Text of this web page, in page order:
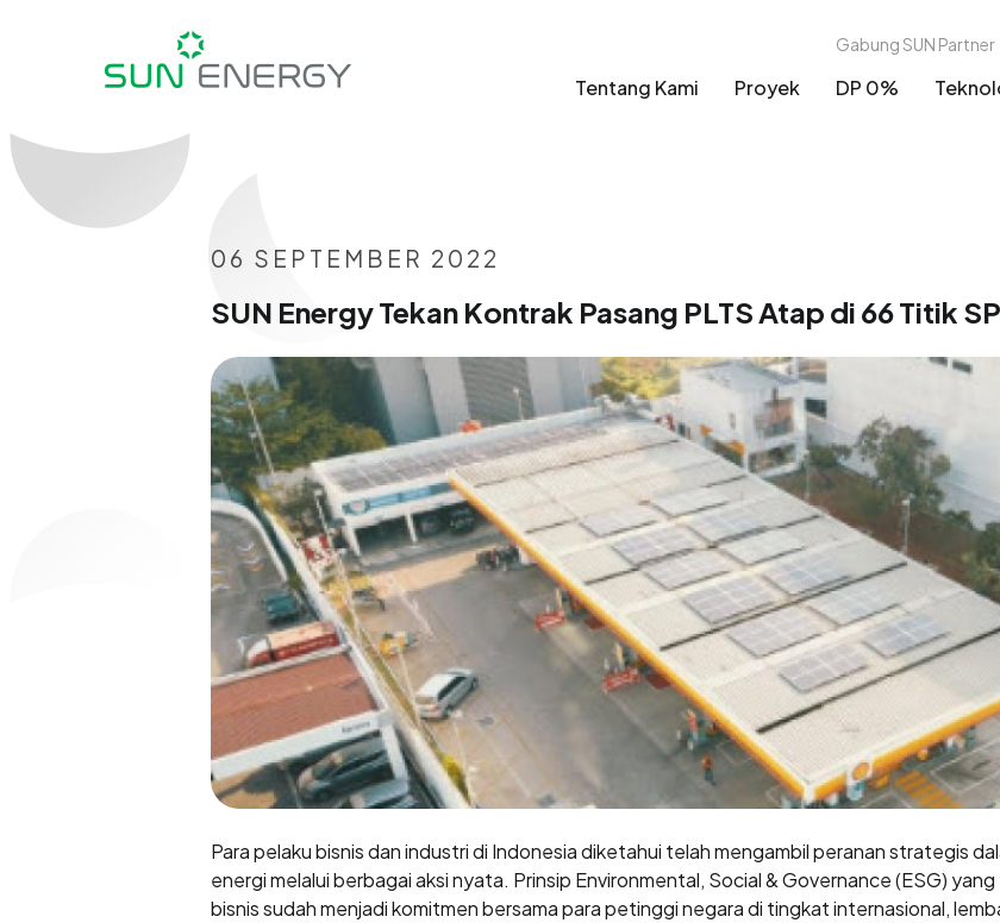
Gabung SUN Partner
Tentang Kami Proyek DP 0%
06 SEPTEMBER 2022
SUN Energy Tekan Kontrak Pasang PLTS Atap di 66 Titik
Para pelaku bisnis dan industri di Indonesia diketahui telah mengambil peranan strategis
energi melalui berbagai aksi nyata. Prinsip Environmental, Social & Governance (ESG)
bisnis sudah menjadi komitmen bersama para petinggi negara di tingkat internasional,